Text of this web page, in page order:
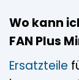
Wo kann
FAN Plus
Ersatzteile